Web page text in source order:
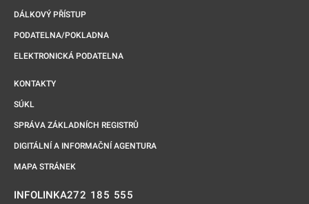
DÁLKOVÝ PŘÍSTUP
PODATELNA/POKLADNA
ELEKTRONICKÁ PODATELNA
KONTAKTY
SÚKL
SPRÁVA ZÁKLADNÍCH REGISTRŮ
DIGITÁLNÍ A INFORMAČNÍ AGENTURA
MAPA STRÁNEK
INFOLINKA272 185 555